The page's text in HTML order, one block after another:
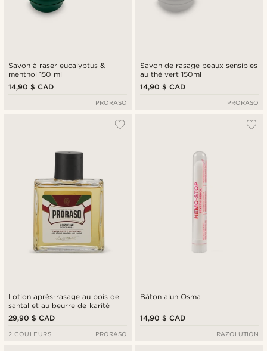
Savon à raser eucalyptus &
menthol 150 ml
14,90 $ CAD
PRORASO
Savon de rasage peaux sensibles
au thé vert 150ml
14,90 $ CAD
PRORASO
Lotion après-rasage au bois de
santal et au beurre de karité
29,90 $ CAD
2 COULEURS PRORASO
Bâton alun Osma
14,90 $ CAD
RAZOLUTION